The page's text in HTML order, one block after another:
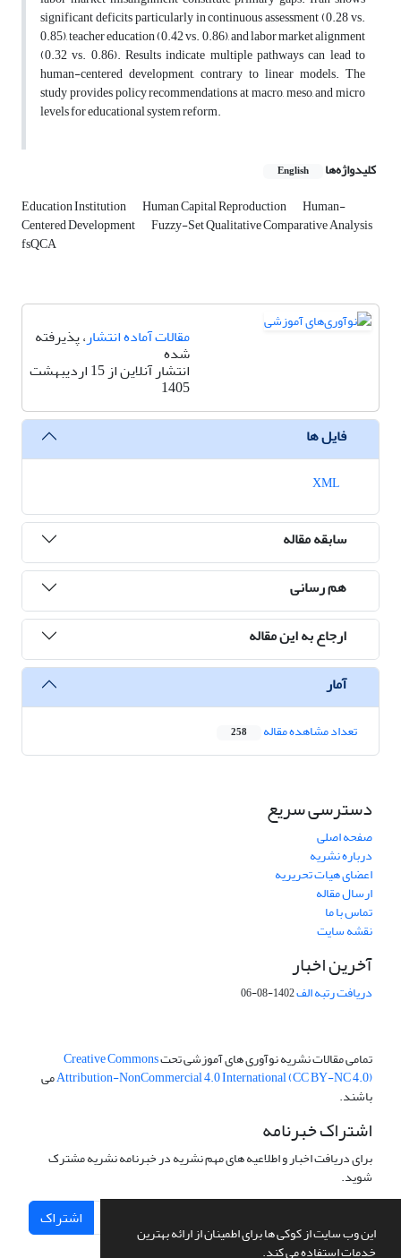
این وب سایت از کوکی ها برای اطمینان از ارائه بهترین
خدمات استفاده می کند.
significant deficits particularly in continuous assessment (0.28 vs.
0.85), teacher education (0.42 vs. 0.86), and labor market alignment
(0.32 vs. 0.86). Results indicate multiple pathways can lead to
human-centered development, contrary to linear models. The
study provides policy recommendations at macro, meso, and micro
levels for educational system reform.
کلیدواژه‌ها English
Education Institution Human Capital Reproduction Human-
Centered Development Fuzzy-Set Qualitative Comparative Analysis
fsQCA
مقالات آماده انتشار، پذیرفته
شده
انتشار آنلاین از 15 اردیبهشت
1405
فایل ها
سابقه مقاله
هم رسانی
ارجاع به این مقاله
آمار
تعداد مشاهده مقاله 258
دسترسی سریع
صفحه اصلی
درباره نشریه
اعضای هیات تحریریه
ارسال مقاله
تماس با ما
نقشه سایت
آخرین اخبار
دریافت رتبه الف1402-08-06
تمامی مقالات نشریه نوآوری های آموزشی تحتCreative Commons
Attribution-NonCommercial 4.0 International (CC BY-NC 4.0)می
باشند.
اشتراک خبرنامه
برای دریافت اخبار و اطلاعیه های مهم نشریه در خبرنامه نشریه مشترک
شوید.
اشتراک